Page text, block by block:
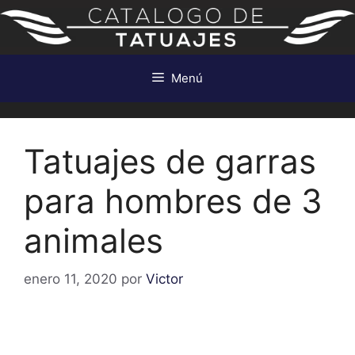
Saltar
contenido
Menú
Tatuajes de garras
para hombres de 3
animales
enero 11, 2020 por Victor